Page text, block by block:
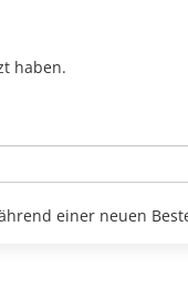
haben.
einer neuen